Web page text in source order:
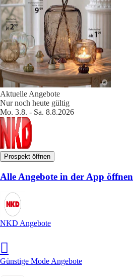
Aktuelle Angebote
Nur noch heute gültig
Mo. 3.8. - Sa. 8.8.2026
Prospekt öffnen
Alle Angebote in der App öffnen
NKD Angebote
Günstige Mode Angebote